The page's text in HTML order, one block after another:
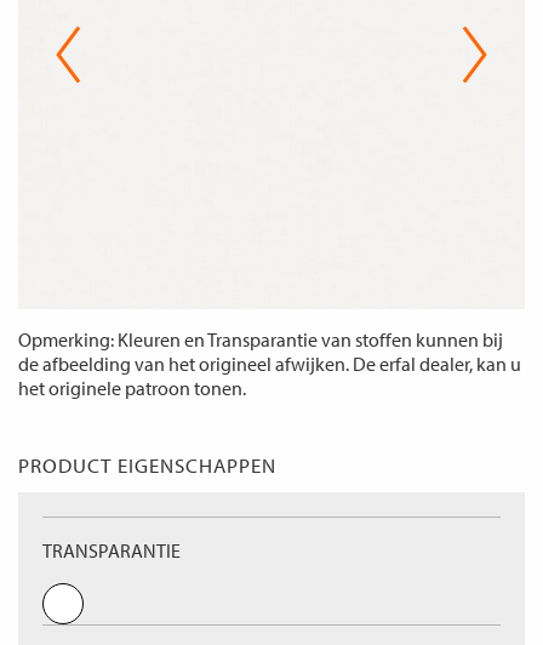
Opmerking: Kleuren en Transparantie van stoffen kunnen bij
de afbeelding van het origineel afwijken. De erfal dealer, kan u
het originele patroon tonen.
PRODUCT EIGENSCHAPPEN
TRANSPARANTIE